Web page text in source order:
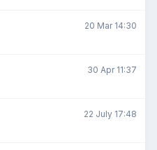
20 Mar 14:30
30 Apr 11:37
22 July 17:48